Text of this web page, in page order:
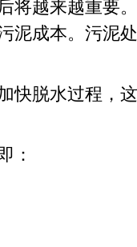
将越来越重要
泥成本。污泥
快脱水过程，
：